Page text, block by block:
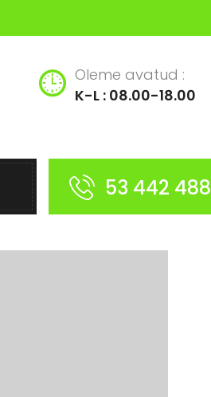
Oleme avatud :
K-L : 08.00-18.00
53 442 488